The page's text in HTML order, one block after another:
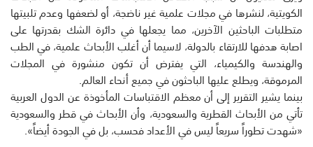
الكويتية، لنشرها في مجلات علمية غير ناضجة، أو لضعفها وعدم تلبيتها
متطلبات الباحثين الآخرين، مما يجعلها في دائرة الشك بقدرتها على
اصابة هدفها للارتقاء بالدولة، لاسيما أن أغلب الأبحاث علمية، في الطب
والهندسة والكيمياء، التي يفترض أن تكون منشورة في المجلات
المرموقة، ويطلع عليها الباحثون في جميع أنحاء العالم.
بينما يشير التقرير إلى أن معظم الاقتباسات المأخوذة عن الدول العربية
تأتي من الأبحاث القطرية والسعودية، وأن الأبحاث في قطر والسعودية
«شهدت تطوراً سريعاً ليس في الأعداد فحسب، بل في الجودة أيضاً».